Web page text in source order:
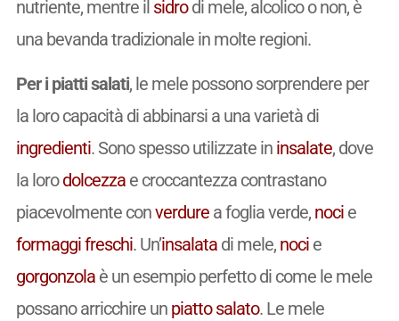
nutriente, mentre il sidrodi mele, alcolico o non, è
una bevanda tradizionale in molte regioni.
Per i piatti salati, le mele possono sorprendere per
la loro capacità di abbinarsi a una varietà di
ingredienti. Sono spesso utilizzate in insalate, dove
la lorodolcezzae croccantezza contrastano
piacevolmente converdurea foglia verde, nocie
formaggi freschi. Un’insalatadi mele, nocie
gorgonzolaè un esempio perfetto di come le mele
possano arricchire un piatto salato. Le mele